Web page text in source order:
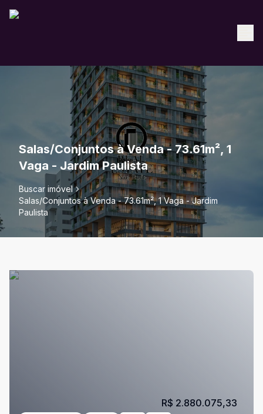
Salas/Conjuntos à Venda - 73.61m², 1
Vaga - Jardim Paulista
Buscar imóvel
Salas/Conjuntos à Venda - 73.61m², 1 Vaga - Jardim
Paulista
R$ 2.880.075,33